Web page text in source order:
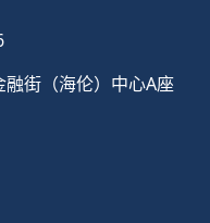
街（海伦）中心A座